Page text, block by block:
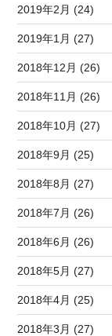
2019年2月 (24)
2019年1月 (27)
2018年12月 (26)
2018年11月 (26)
2018年10月 (27)
2018年9月 (25)
2018年8月 (27)
2018年7月 (26)
2018年6月 (26)
2018年5月 (27)
2018年4月 (25)
2018年3月 (27)